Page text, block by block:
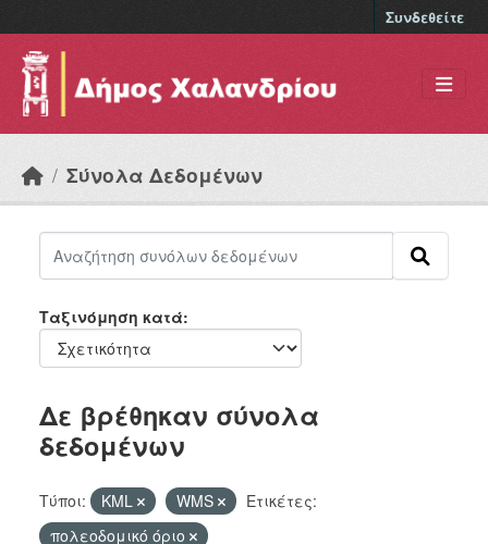
Συνδεθείτε
Σύνολα Δεδομένων
Ταξινόμηση κατά
Δε βρέθηκαν σύνολα
δεδομένων
Τύποι: KML WMS
Ετικέτες:
πολεοδομικό όριο